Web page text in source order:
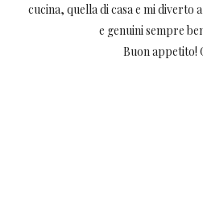
cucina, quella di casa e mi diverto
e genuini sempre
Buon appetito!